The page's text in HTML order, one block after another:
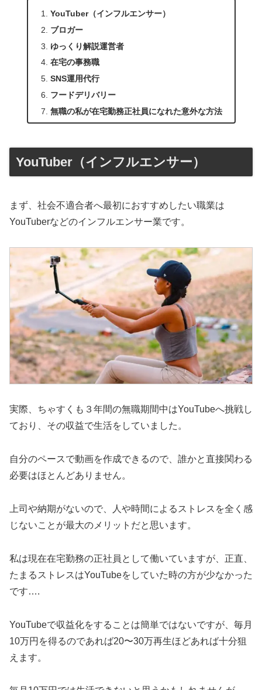
YouTuber（インフルエンサー）
ブロガー
ゆっくり解説運営者
在宅の事務職
SNS運用代行
フードデリバリー
無職の私が在宅勤務正社員になれた意外な方法
YouTuber（インフルエンサー）
まず、社会不適合者へ最初におすすめしたい職業は
YouTuberなどのインフルエンサー業です。
実際、ちゃすくも３年間の無職期間中はYouTubeへ挑戦し
ており、その収益で生活をしていました。
自分のペースで動画を作成できるので、誰かと直接関わる
必要はほとんどありません。
上司や納期がないので、人や時間によるストレスを全く感
じないことが最大のメリットだと思います。
私は現在在宅勤務の正社員として働いていますが、正直、
たまるストレスはYouTubeをしていた時の方が少なかった
です….
YouTubeで収益化をすることは簡単ではないですが、毎月
10万円を得るのであれば20〜30万再生ほどあれば十分狙
えます。